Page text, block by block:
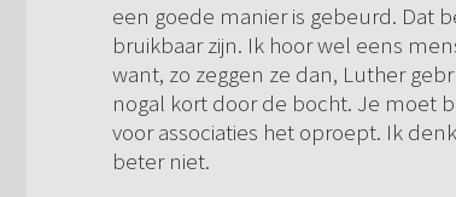
een goede manier is gebeurd. Dat
bruikbaar zijn. Ik hoor wel eens
want, zo zeggen ze dan, Luther
nogal kort door de bocht. Je moet
voor associaties het oproept. Ik
beter niet.